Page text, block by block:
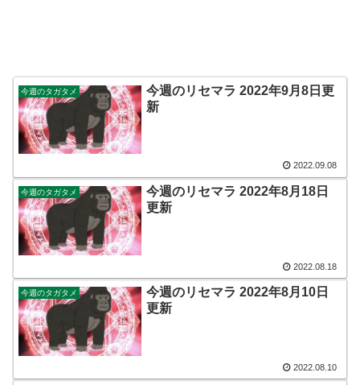
今週のタガタメ
今週のリセマラ 2022年9月8日更
新
2022.09.08
今週のタガタメ
今週のリセマラ 2022年8月18日
更新
2022.08.18
今週のタガタメ
今週のリセマラ 2022年8月10日
更新
2022.08.10